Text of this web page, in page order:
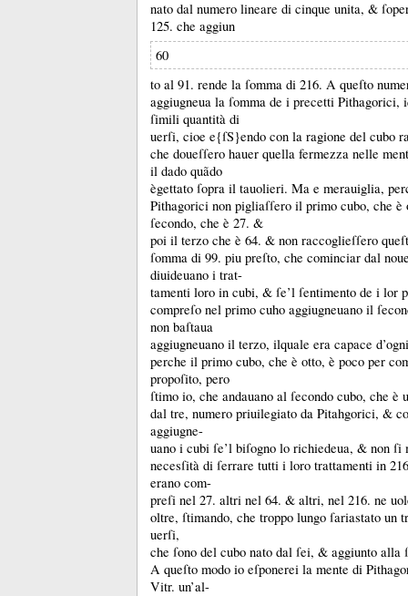
nato dal numero lineare di cinque unita, &
125. che aggiun
60
to al 91. rende la ſomma di 216. A queſto
aggiugneua la ſomma de i precetti Pithagorici,
ſimili quantità di
uerſi, cioe e{ſS}endo con la ragione del cubo
che doueſſero hauer quella fermezza nelle
il dado quãdo
ègettato ſopra il tauolieri. Ma e merauiglia,
Pithagorici non pigliaſſero il primo cubo, che
ſecondo, che è 27. &
poi il terzo che è 64. & non raccoglieſſero
ſomma di 99. piu preſto, che cominciar dal
diuideuano i trat-
tamenti loro in cubi, & ſe’l ſentimento de i lor
compreſo nel primo cuho aggiugneuano il
non baſtaua
aggiugneuano il terzo, ilquale era capace
perche il primo cubo, che è otto, è poco per
propoſito, pero
ſtimo io, che andauano al ſecondo cubo, che è
dal tre, numero priuilegiato da Pitahgorici, &
aggiugne-
uano i cubi ſe’l biſogno lo richiedeua, & non ſi
necesſità di ſerrare tutti i loro trattamenti in
erano com-
preſi nel 27. altri nel 64. & altri, nel 216. ne
oltre, ſtimando, che troppo lungo ſariastato un
uerſi,
che ſono del cubo nato dal ſei, & aggiunto alla
A queſto modo io eſponerei la mente di
Vitr. un’al-